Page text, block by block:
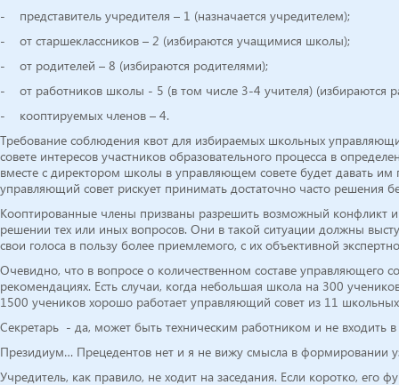
- представитель учредителя – 1 (назначается учредителем);
- от старшеклассников – 2 (избираются учащимися школы);
- от родителей – 8 (избираются родителями);
- от работников школы - 5 (в том числе 3-4 учителя) (избираются
- кооптируемых членов – 4.
Требование соблюдения квот для избираемых школьных
совете интересов участников образовательного процесса в
вместе с директором школы в управляющем совете будет давать
управляющий совет рискует принимать достаточно часто решения
Кооптированные члены призваны разрешить возможный конфликт
решении тех или иных вопросов. Они в такой ситуации должны
свои голоса в пользу более приемлемого, с их объективной
Очевидно, что в вопросе о количественном составе управляющего
рекомендациях. Есть случаи, когда небольшая школа на 300
1500 учеников хорошо работает управляющий совет из 11
Секретарь - да, может быть техническим работником и не входить в
Президиум… Прецедентов нет и я не вижу смысла в формировании
Учредитель, как правило, не ходит на заседания. Если коротко,